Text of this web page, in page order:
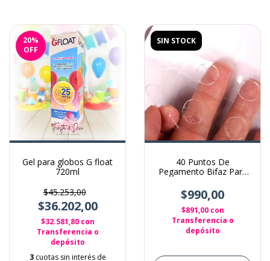
20%
OFF
Gel para globos G float
720ml
$45.253,00
$36.202,00
$32.581,80 con
Transferencia o
depósito
3 cuotas sin interés de
SIN STOCK
40 Puntos De
Pegamento Bifaz Para
$990,00
$891,00 con
Transferencia o
depósito